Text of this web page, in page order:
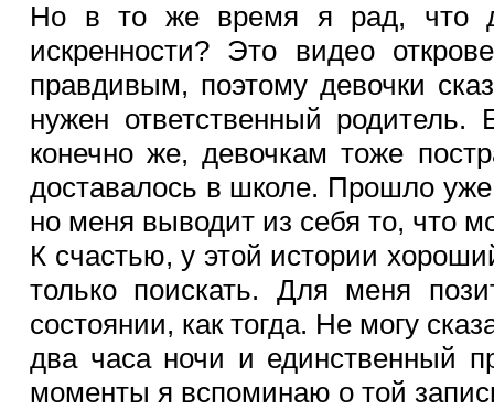
Но в то же время я рад, что
искренности? Это видео
правдивым, поэтому девочки
нужен ответственный
конечно же, девочкам тоже
доставалось в школе. Прошло
но меня выводит из себя то, что
К счастью, у этой истории
только поискать. Для меня
состоянии, как тогда. Не могу
два часа ночи и единственный
моменты я вспоминаю о той